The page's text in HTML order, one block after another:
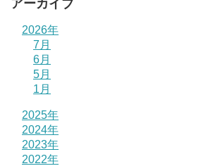
アーカイブ
2026年
7月
6月
5月
1月
2025年
2024年
2023年
2022年